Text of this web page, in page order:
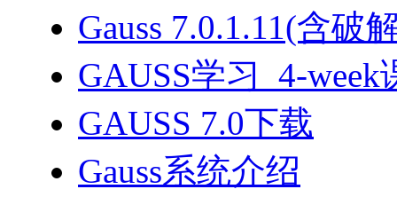
Gauss 7.0.1.11(含破
GAUSS学习_4-week
GAUSS 7.0下载
Gauss系统介绍